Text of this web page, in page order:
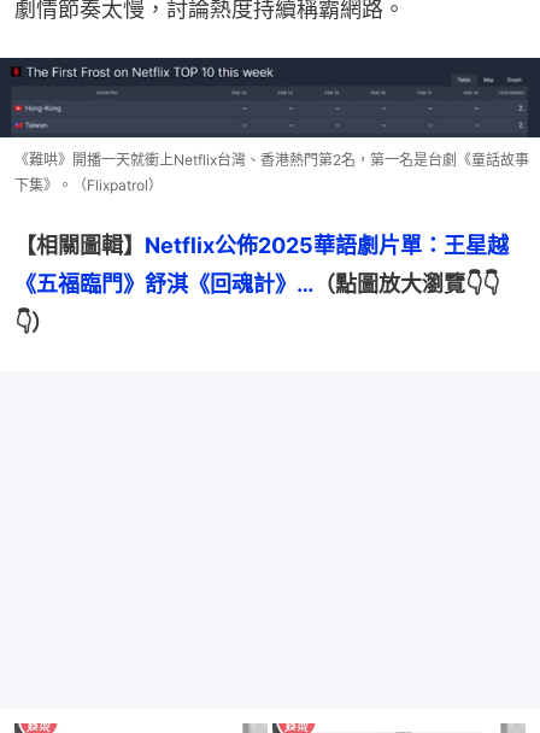
劇情節奏太慢，討論熱度持續稱霸網路。
《難哄》開播一天就衝上Netflix台灣、香港熱門第2名，第一名是台劇《童話故事
下集》。（Flixpatrol）
【相關圖輯】 Netflix公佈2025華語劇片單：王星越
《五福臨門》舒淇《回魂計》… （點圖放大瀏覽👇👇
👇）